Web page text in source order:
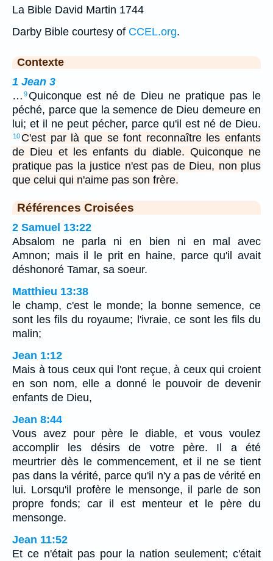
La Bible David Martin 1744
Darby Bible courtesy of CCEL.org.
Contexte
1 Jean 3
… 9Quiconque est né de Dieu ne pratique pas le
péché, parce que la semence de Dieu demeure en
lui; et il ne peut pécher, parce qu'il est né de Dieu.
10 C'est par là que se font reconnaître les enfants
de Dieu et les enfants du diable. Quiconque ne
pratique pas la justice n'est pas de Dieu, non plus
que celui qui n'aime pas son frère.
Références Croisées
2 Samuel 13:22
Absalom ne parla ni en bien ni en mal avec
Amnon; mais il le prit en haine, parce qu'il avait
déshonoré Tamar, sa soeur.
Matthieu 13:38
le champ, c'est le monde; la bonne semence, ce
sont les fils du royaume; l'ivraie, ce sont les fils du
malin;
Jean 1:12
Mais à tous ceux qui l'ont reçue, à ceux qui croient
en son nom, elle a donné le pouvoir de devenir
enfants de Dieu,
Jean 8:44
Vous avez pour père le diable, et vous voulez
accomplir les désirs de votre père. Il a été
meurtrier dès le commencement, et il ne se tient
pas dans la vérité, parce qu'il n'y a pas de vérité en
lui. Lorsqu'il profère le mensonge, il parle de son
propre fonds; car il est menteur et le père du
mensonge.
Jean 11:52
Et ce n'était pas pour la nation seulement; c'était